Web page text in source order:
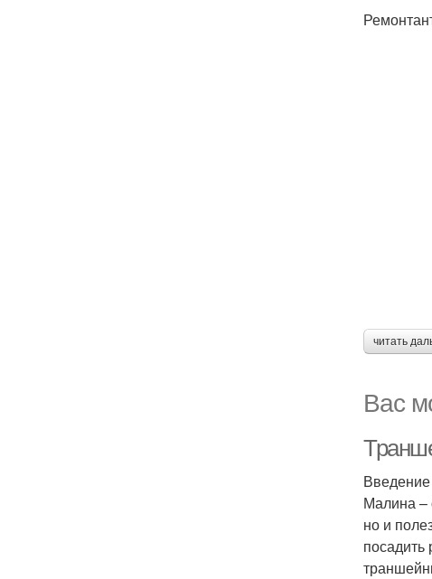
читать
Вас
Введение
Малина –
но и